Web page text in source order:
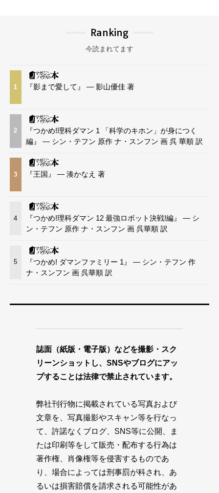
Ranking
今読まれてます
1 『影まで愛して』 — 影山優佳 著
2
『つかめ!理科ダマン 1 「科学のキホン」が身につく
編』 — シン・テフン 原作 ナ・スンフン 画 呉 華順 訳
3 『王国』 — 湊かなえ 著
4
『つかめ!理科ダマン 12 最強ロボット決戦!編』 — シ
ン・テフン 原作 ナ・スンフン 画 呉華順 訳
5
『つかめ! ダマンファミリー 1』 — シン・テフン 作
ナ・スンフン 画 呉華順 訳
誌面（紙版・電子版）などを撮影・スク
リーンショットし、SNSやブログにアッ
プすることは法律で禁止されています。
弊社刊行物に掲載されている写真および
文章を、写真撮影やスキャン等を行なっ
て、許諾なくブログ、SNS等に公開、ま
たは印刷等をして販売・配布する行為は
著作権、肖像権等を侵害するものであ
り、場合によっては刑事罰が科され、あ
るいは損害賠償を請求される可能性があ